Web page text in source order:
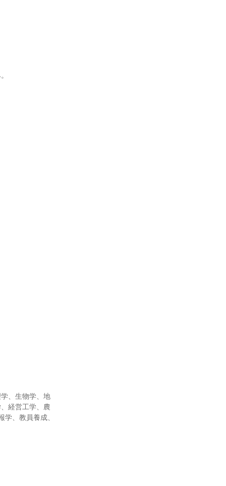
、生物学、地
経営工学、農
、教員養成、